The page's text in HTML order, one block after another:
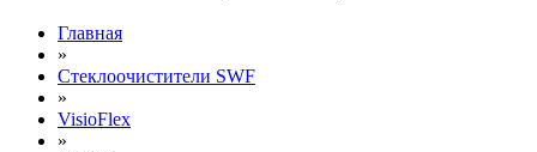
Главная
»
Стеклоочистители SWF
»
VisioFlex
»